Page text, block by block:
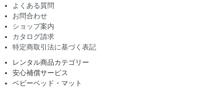
よくある質問
お問合わせ
ショップ案内
カタログ請求
特定商取引法に基づく表記
レンタル商品カテゴリー
安心補償サービス
ベビーベッド・マット